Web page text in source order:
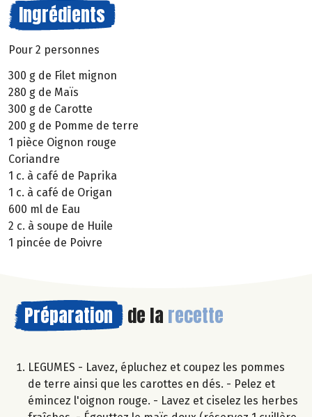
Ingrédients
Pour 2 personnes
300 g de Filet mignon
280 g de Maïs
300 g de Carotte
200 g de Pomme de terre
1 pièce Oignon rouge
Coriandre
1 c. à café de Paprika
1 c. à café de Origan
600 ml de Eau
2 c. à soupe de Huile
1 pincée de Poivre
Préparation de la recette
LEGUMES - Lavez, épluchez et coupez les pommes
de terre ainsi que les carottes en dés. - Pelez et
émincez l'oignon rouge. - Lavez et ciselez les herbes